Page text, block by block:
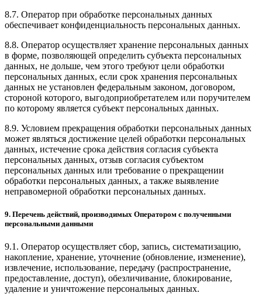
8.7. Оператор при обработке персональных данных
обеспечивает конфиденциальность персональных данных.
8.8. Оператор осуществляет хранение персональных данных
в форме, позволяющей определить субъекта персональных
данных, не дольше, чем этого требуют цели обработки
персональных данных, если срок хранения персональных
данных не установлен федеральным законом, договором,
стороной которого, выгодоприобретателем или поручителем
по которому является субъект персональных данных.
8.9. Условием прекращения обработки персональных данных
может являться достижение целей обработки персональных
данных, истечение срока действия согласия субъекта
персональных данных, отзыв согласия субъектом
персональных данных или требование о прекращении
обработки персональных данных, а также выявление
неправомерной обработки персональных данных.
9. Перечень действий, производимых Оператором с полученными
персональными данными
9.1. Оператор осуществляет сбор, запись, систематизацию,
накопление, хранение, уточнение (обновление, изменение),
извлечение, использование, передачу (распространение,
предоставление, доступ), обезличивание, блокирование,
удаление и уничтожение персональных данных.